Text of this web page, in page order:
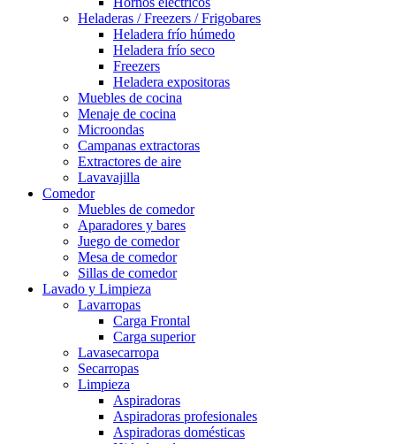
Heladeras / Freezers / Frigobares
Heladera frío húmedo
Heladera frío seco
Freezers
Heladera expositoras
Muebles de cocina
Menaje de cocina
Microondas
Campanas extractoras
Extractores de aire
Lavavajilla
Comedor
Muebles de comedor
Aparadores y bares
Juego de comedor
Mesa de comedor
Sillas de comedor
Lavado y Limpieza
Lavarropas
Carga Frontal
Carga superior
Lavasecarropa
Secarropas
Limpieza
Aspiradoras
Aspiradoras profesionales
Aspiradoras domésticas